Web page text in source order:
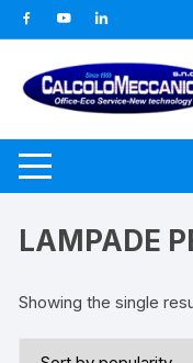
al
contenuto
LAMPADE
Showing the single